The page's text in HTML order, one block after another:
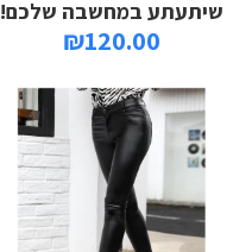
שיתעתע במחשבה שלכם!
₪120.00